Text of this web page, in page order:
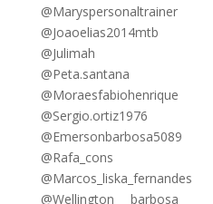
@Maryspersonaltrainer
@Joaoelias2014mtb
@Julimah
@Peta.santana
@Moraesfabiohenrique
@Sergio.ortiz1976
@Emersonbarbosa5089
@Rafa_cons
@Marcos_liska_fernandes
@Wellington___barbosa